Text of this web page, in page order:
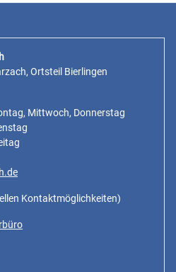
Ortsteil Bierlingen
Mittwoch, Donnerstag
Kontaktmöglichkeiten)